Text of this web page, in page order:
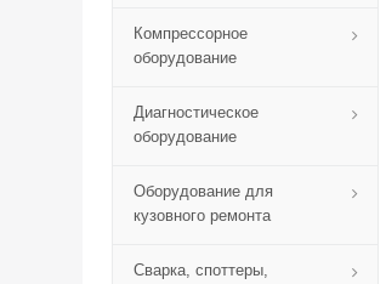
Компрессорное
оборудование
Диагностическое
оборудование
Оборудование для
кузовного ремонта
Сварка, споттеры,